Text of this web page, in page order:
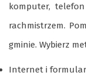
komputer,
rachmistrzem.
gminie. Wybierz
Internet i